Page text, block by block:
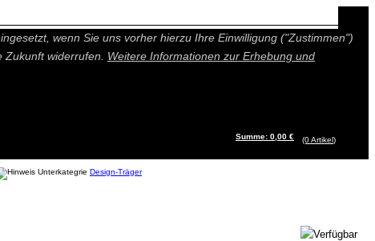
besseres und individuelleres Angebot bieten (Marketing- und
wenn Sie uns vorher hierzu Ihre Einwilligung ("Zustimmen")
widerrufen. Weitere Informationen zur Erhebung und
Summe: 0,00 € (0Artikel)
Design-Träger